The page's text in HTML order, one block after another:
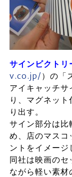
サインビクトリ
v.co.jp/ ）の「
アイキャッチ
り、マグネッ
り出す。
サイン部分は比
め、店のマスコ
ントをイメージ
同社は映画のセ
ながら軽い素材